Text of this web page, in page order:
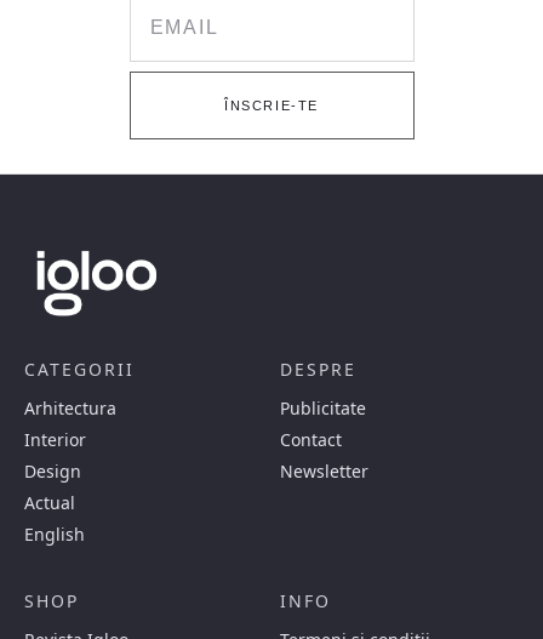
ÎNSCRIE-TE
CATEGORII
Arhitectura
Interior
Design
Actual
English
DESPRE
Publicitate
Contact
Newsletter
SHOP
INFO